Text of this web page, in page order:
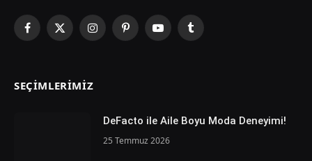
Facebook
X
InstagramPinterestYouTubeTumblr
SEÇIMLERIMIZ
DeFacto ile Aile Boyu Moda Deneyimi!
25 Temmuz 2026